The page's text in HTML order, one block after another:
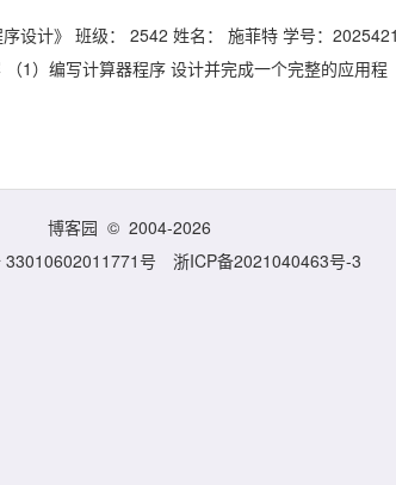
设计》 班级： 2542 姓名： 施菲特 学号：
1）编写计算器程序 设计并完成一个完整的应用程
博客园 © 2004-2026
33010602011771号
浙ICP备2021040463号-3